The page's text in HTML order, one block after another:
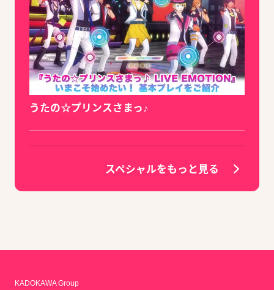
うたの☆プリンスさまっ♪
スペシャルをもっと見る
KADOKAWA Group